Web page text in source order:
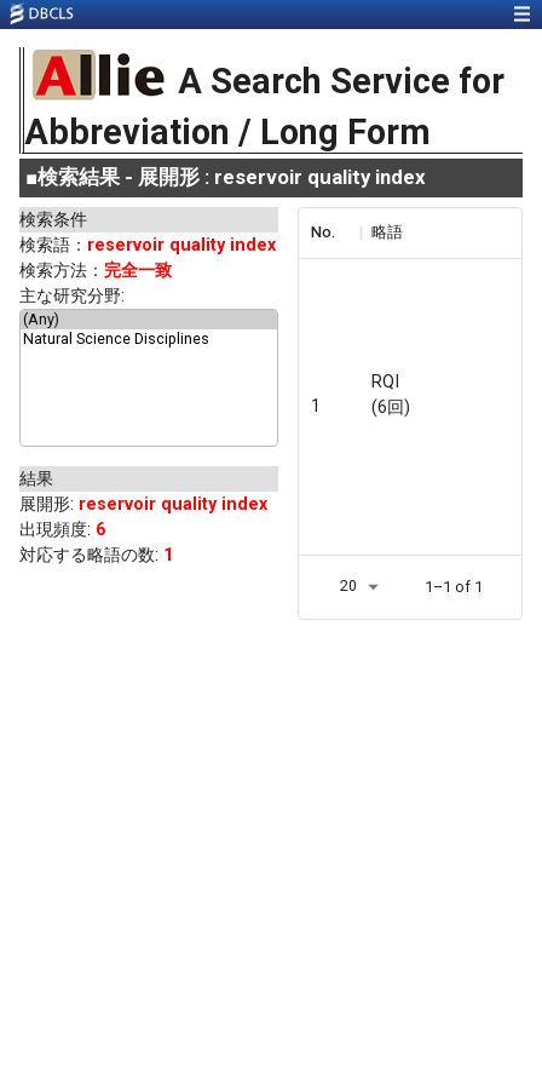
A Search Service for
Abbreviation / Long Form
■検索結果 - 展開形 : reservoir quality index
検索条件
検索語： reservoir quality index
検索方法： 完全一致
主な研究分野:
結果
展開形: reservoir quality index
出現頻度: 6
対応する略語の数: 1
No. 略語
1
RQI
(6回)
20 1–1 of 1